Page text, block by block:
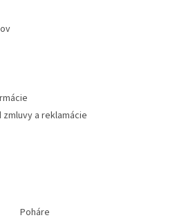
a reklamácie
Poháre